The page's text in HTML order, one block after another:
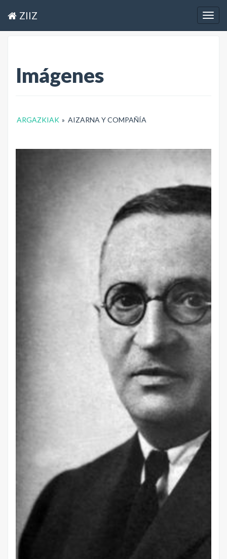
ZIIZ
Imágenes
ARGAZKIAK » AIZARNA Y COMPAÑÍA